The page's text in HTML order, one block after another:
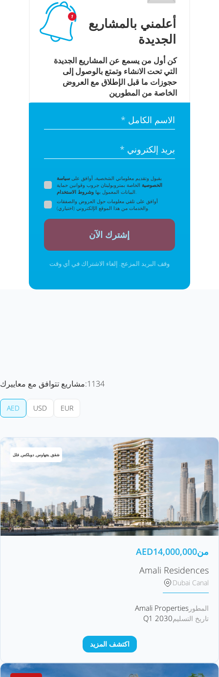
الاسم الكامل *
بريد إلكتروني *
بقبول وتقديم معلوماتي الشخصية، أوافق على سياسة
الخصوصيةالخاصة بمتروبوليتان جروب وقوانين حماية
البيانات المعمول بها وشروط الاستخدام
.
أوافق على تلقي معلومات حول العروض والصفقات
والخدمات من هذا الموقع الإلكتروني (اختياري).
إشترك الآن
وقف البريد المزعج. إلغاء الاشتراك في أي وقت
أعلمني بالمشاريع
الجديدة
كن أول من يسمع عن المشاريع الجديدة
التي تحت الانشاء وتمتع بالوصول إلى
حجوزات ما قبل الإطلاق مع العروض
الخاصة من المطورين
1134مشاريع تتوافق مع معاييرك:
AED USD EUR
شقق, بنتهاوس, دوبلكس, فلل
من AED14,000,000
Amali Residences
Dubai Canal
المطور Amali Properties
تاريخ التسليمQ1 2030
اكتشف المزيد